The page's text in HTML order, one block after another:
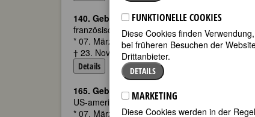
140. Geburtstag:Yvonne Dieterle
französische Bildhauerin und Malerin
* 07. März 1882 in Paris
† 23. November 1974 in Fontenay-aux-Roses,
Details
165. Geburtstag:Louise Whitfield Carnegie
US-amerikanische Philanthropin
* 07. März 1857 in New York
FUNKTIONELLE COOKIES
Diese Cookies finden
bei früheren Besuchen der
Drittanbieter.
DETAILS
MARKETING
Diese Cookies werden in der